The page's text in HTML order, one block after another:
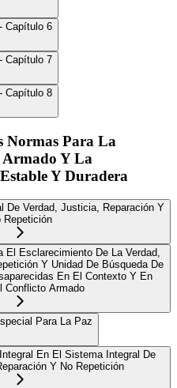
Capítulo 6
Capítulo 7
Capítulo 8
Normas Para La
Y La
Y Duradera
De Verdad, Justicia, Reparación Y
Repetición
El Esclarecimiento De La Verdad,
Y Unidad De Búsqueda De
En El Contexto Y En
Conflicto Armado
Para La Paz
En El Sistema Integral De
Y No Repetición